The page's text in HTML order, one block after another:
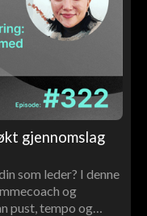
gjennomslag
som leder? I denne
og
pust, tempo og